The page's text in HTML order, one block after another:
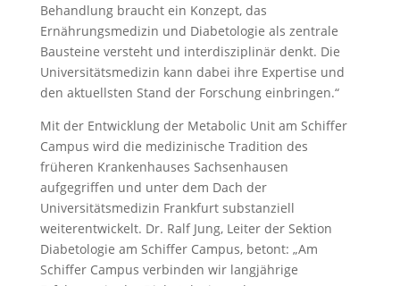
Behandlung braucht ein Konzept, das
Ernährungsmedizin und Diabetologie als zentrale
Bausteine versteht und interdisziplinär denkt. Die
Universitätsmedizin kann dabei ihre Expertise und
den aktuellsten Stand der Forschung einbringen.“
Mit der Entwicklung der Metabolic Unit am Schiffer
Campus wird die medizinische Tradition des
früheren Krankenhauses Sachsenhausen
aufgegriffen und unter dem Dach der
Universitätsmedizin Frankfurt substanziell
weiterentwickelt. Dr. Ralf Jung, Leiter der Sektion
Diabetologie am Schiffer Campus, betont: „Am
Schiffer Campus verbinden wir langjährige